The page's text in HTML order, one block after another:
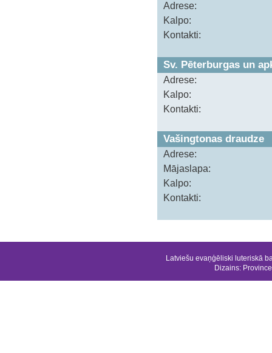
Adrese:
Kalpo:
Kontakti:
Sv. Pēterburgas un
Adrese:
Kalpo:
Kontakti:
Vašingtonas draudze
Adrese:
Mājaslapa:
Kalpo:
Kontakti:
Latviešu evaņģēliski luteriskā
Dizains: